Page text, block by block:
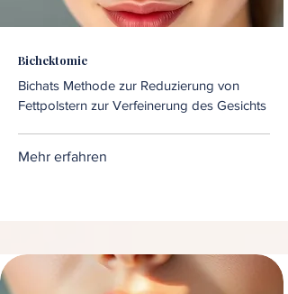
Bichektomie
Bichats Methode zur Reduzierung von
Fettpolstern zur Verfeinerung des Gesichts
Mehr erfahren